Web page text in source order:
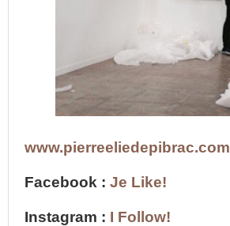
www.pierreeliedepibrac.com
Facebook : Je Like!
Instagram : I Follow!